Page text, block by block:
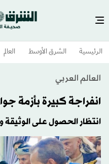
الرئيسية الشرق الأوسط​ العالم
العالم العربي
انفراجة كبيرة بأزمة
انتظار الحصول على